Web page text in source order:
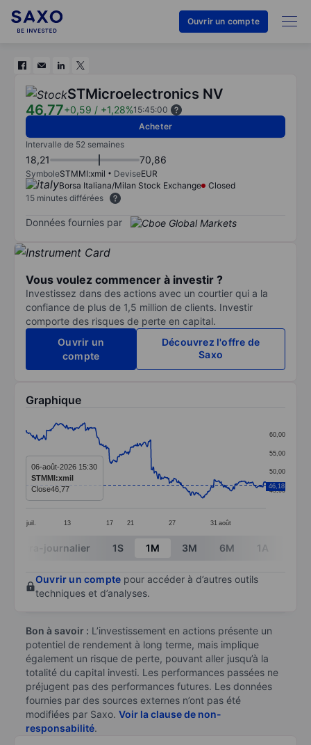
Ouvrir un compte
STMicroelectronics NV
46,77+0,59 / +1,28%15:45:00
Acheter
Intervalle de 52 semaines
18,21 70,86
SymboleSTMMI:xmil DeviseEUR
Borsa Italiana/Milan Stock Exchange
Closed
15 minutes différées
Données fournies par
Vous voulez commencer à investir ?
Investissez dans des actions avec un courtier qui a la
confiance de plus de 1,5 million de clients. Investir
comporte des risques de perte en capital.
Ouvrir un
compte
Découvrez l'offre de
Saxo
Graphique
Line chart with 414 data points.
The chart has 1 X axis displaying categories.
The chart has 1 Y axis displaying values. Data
juil. 13 17 21 27 31 août
45,00
50,00
55,00
60,00
46,18
06-août-2026 15:30
STMMI:xmil
Close46,77
End of interactive chart.
Intra-journalier 1S 1M 3M 6M 1A
Ouvrir un compte pour accéder à d’autres outils
techniques et d’analyses.
Bon à savoir : L’investissement en actions présente un
potentiel de rendement à long terme, mais implique
également un risque de perte, pouvant aller jusqu’à la
totalité du capital investi. Les performances passées ne
préjugent pas des performances futures. Les données
fournies par des sources externes n’ont pas été
modifiées par Saxo. Voir la clause de non-
responsabilité.